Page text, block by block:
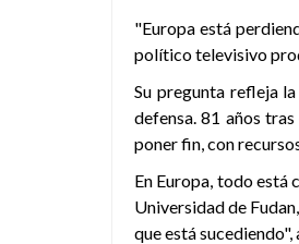
"Europa está
político televisivo
Su pregunta refleja
defensa. 81 años
poner fin, con
En Europa, todo está
Universidad de
que está sucediendo",